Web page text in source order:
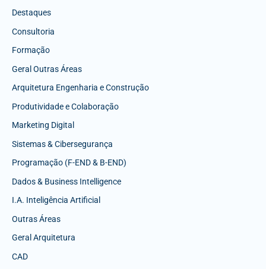
Destaques
Consultoria
Formação
Geral Outras Áreas
Arquitetura Engenharia e Construção
Produtividade e Colaboração
Marketing Digital
Sistemas & Cibersegurança
Programação (F-END & B-END)
Dados & Business Intelligence
I.A. Inteligência Artificial
Outras Áreas
Geral Arquitetura
CAD